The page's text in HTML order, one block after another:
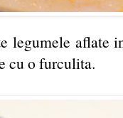
legumele aflate
cu o furculita.